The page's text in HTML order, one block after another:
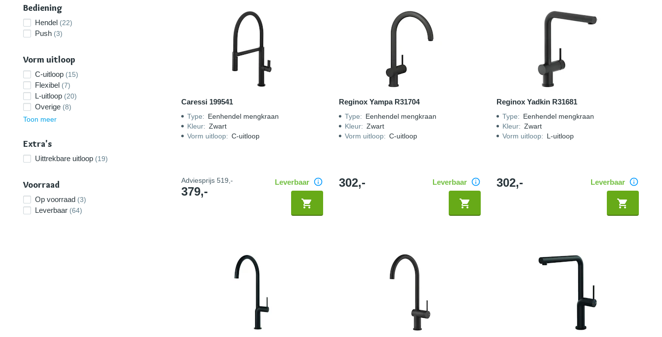
Caressi 199541
Type: Eenhendel mengkraan
Kleur: Zwart
Vorm uitloop: C-uitloop
Adviesprijs 519,-
379,-
Leverbaar
Reginox Yampa R31704
Type: Eenhendel mengkraan
Kleur: Zwart
Vorm uitloop: C-uitloop
302,- Leverbaar
Reginox Yadkin R31681
Type: Eenhendel mengkraan
Kleur: Zwart
Vorm uitloop: L-uitloop
302,- Leverbaar
Bediening
Hendel (22)
Push (3)
Vorm uitloop
C-uitloop (15)
Flexibel (7)
L-uitloop (20)
Overige (8)
Toon meer
Extra's
Uittrekbare uitloop (19)
Voorraad
Op voorraad (3)
Leverbaar (64)